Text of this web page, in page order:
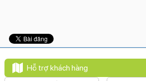
Hỗ trợ khách hàng